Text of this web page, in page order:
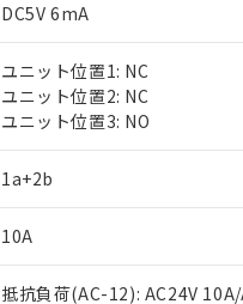
DC5V 6mA
ユニット位置1: NC
ユニット位置2: NC
ユニット位置3: NO
1a+2b
10A
抵抗負荷(AC-12): AC24V
ご利用条件
以下の条件をお読みいただ
本サービスは、当社
※1 対応状況
対応済み：EU RoHS指
対応予定：EU RoHS指令
対応予定なし：EU RoHS
非該当品：ライセンス料な
仕入先様の事情により、非
があります。
*EU RoHS指令（10物質）：
※1 中国RoHS○×表
当社は、これら貴社